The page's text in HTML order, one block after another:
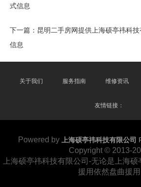
式信息
下一篇： 昆明二手房网提供上海硕亭祎科
信息
关于我们 服务指南 维修资讯
友情链接：
Powered by 上海硕亭祎科技有限公司
Copyright © 2013-
上海硕亭祎科技有限公司-无论是上海
援用依然盘曲援用